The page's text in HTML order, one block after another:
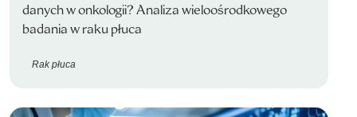
danych w onkologii? Analiza wieloośrodkowego
badania w raku płuca
Rak płuca